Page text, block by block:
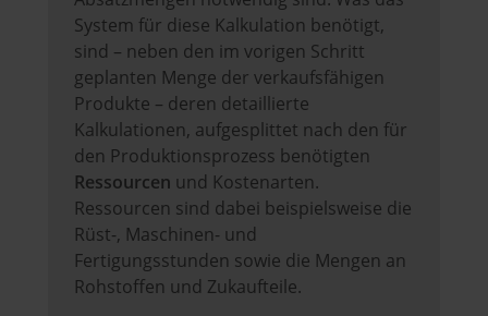
System für diese Kalkulation benötigt,
sind – neben den im vorigen Schritt
geplanten Menge der verkaufsfähigen
Produkte – deren detaillierte
Kalkulationen, aufgesplittet nach den für
den Produktionsprozess benötigten
Ressourcen und Kostenarten.
Ressourcen sind dabei beispielsweise die
Rüst-, Maschinen- und
Fertigungsstunden sowie die Mengen an
Rohstoffen und Zukaufteile.